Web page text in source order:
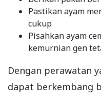
Pastikan ayam
cukup
Pisahkan ayam
kemurnian gen
Dengan perawatan
dapat berkembang